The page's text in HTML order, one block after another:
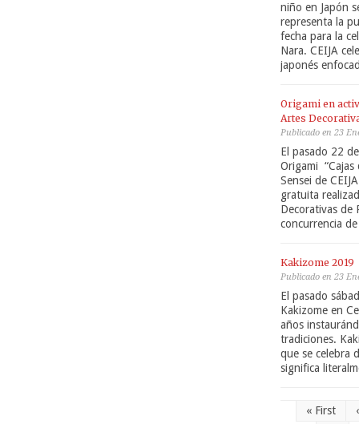
niño en Japón
representa la
fecha para la
Nara. CEIJA
japonés
Origami en
Artes
Publicado en 23
El pasado 22
Origami
Sensei de
gratuita
Decorativas de
concurrencia
Kakizome 2019
Publicado en 23
El pasado
Kakizome en
años
tradiciones.
que se celebra
significa
« First